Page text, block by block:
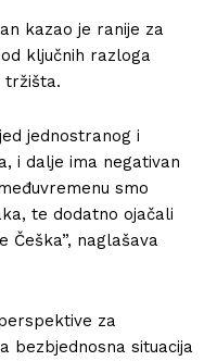
kazao je ranije za
ključnih razloga
tržišta.
jednostranog i
i dalje ima negativan
smo
te dodatno ojačali
naglašava
za
bezbjednosna situacija